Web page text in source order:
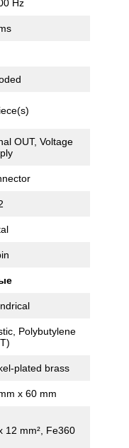
Hz
OUT, Voltage
Polybutylene
plated brass
x 60 mm
12 mm², Fe360